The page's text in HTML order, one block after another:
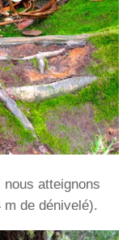
atteignons
m de dénivelé).